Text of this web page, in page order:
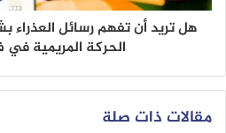
هل تريد أن تفهم رسائل
الحركة المريمية في
مقالات ذات صلة